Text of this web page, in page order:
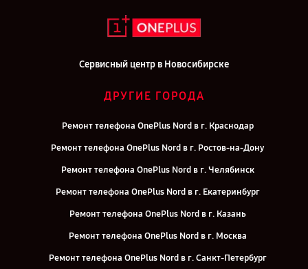
Сервисный центр в Новосибирске
ДРУГИЕ ГОРОДА
Ремонт телефона OnePlus Nord в г. Краснодар
Ремонт телефона OnePlus Nord в г. Ростов-на-Дону
Ремонт телефона OnePlus Nord в г. Челябинск
Ремонт телефона OnePlus Nord в г. Екатеринбург
Ремонт телефона OnePlus Nord в г. Казань
Ремонт телефона OnePlus Nord в г. Москва
Ремонт телефона OnePlus Nord в г. Санкт-Петербург